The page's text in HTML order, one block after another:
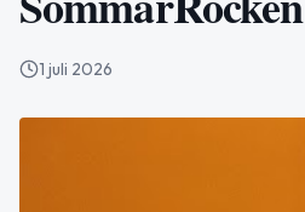
1 juli 2026